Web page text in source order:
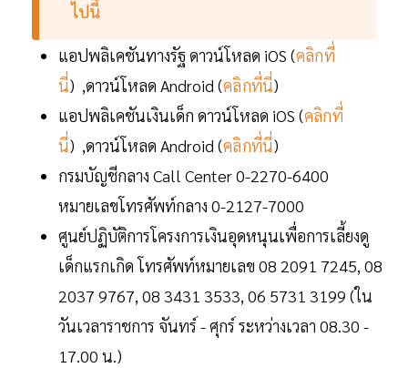
ไปนี้
แอปพลิเคชันทางรัฐ ดาวน์โหลด iOS (คลิกที่
นี่) ,ดาวน์โหลด Android (คลิกที่นี่)
แอปพลิเคชันเงินเด็ก ดาวน์โหลด iOS (คลิกที่
นี่) ,ดาวน์โหลด Android (คลิกที่นี่)
กรมบัญชีกลาง Call Center 0-2270-6400
หมายเลขโทรศัพท์กลาง 0-2127-7000
ศูนย์ปฏิบัติการโครงการเงินอุดหนุนเพื่อการเลี้ยงดู
เด็กแรกเกิด โทรศัพท์หมายเลข 08 2091 7245, 08
2037 9767, 08 3431 3533, 06 5731 3199 (ใน
วันเวลาราชการ จันทร์ - ศุกร์ ระหว่างเวลา 08.30 -
17.00 น.)